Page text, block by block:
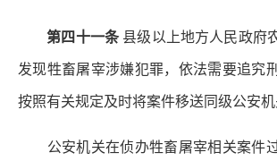
第四十一条县级以上地方人民政府
发现牲畜屠宰涉嫌犯罪，依法需要追究
按照有关规定及时将案件移送同级公安机
公安机关在侦办牲畜屠宰相关案件